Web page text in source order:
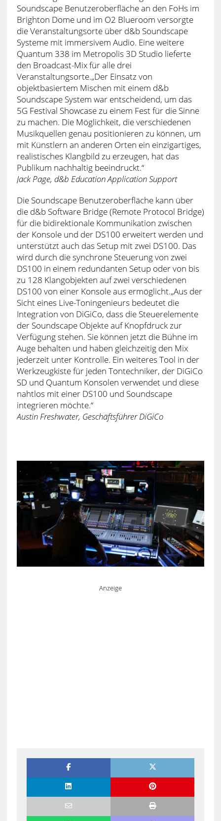
Soundscape Benutzeroberfläche an den FoHs im
Brighton Dome und im O2 Blueroom versorgte
die Veranstaltungsorte über d&b Soundscape
Systeme mit immersivem Audio. Eine weitere
Quantum 338 im Metropolis 3D Studio lieferte
den Broadcast-Mix für alle drei
Veranstaltungsorte.„Der Einsatz von
objektbasiertem Mischen mit einem d&b
Soundscape System war entscheidend, um das
5G Festival Showcase zu einem Fest für die Sinne
zu machen. Die Möglichkeit, die verschiedenen
Musikquellen genau positionieren zu können, um
mit Künstlern an anderen Orten ein einzigartiges,
realistisches Klangbild zu erzeugen, hat das
Publikum nachhaltig beeindruckt.“
Jack Page, d&b Education Application Support
Die Soundscape Benutzeroberfläche kann über
die d&b Software Bridge (Remote Protocol Bridge)
für die bidirektionale Kommunikation zwischen
der Konsole und der DS100 erweitert werden und
unterstützt auch das Setup mit zwei DS100. Das
wird durch die synchrone Steuerung von zwei
DS100 in einem redundanten Setup oder von bis
zu 128 Klangobjekten auf zwei verschiedenen
DS100 von einer Konsole aus ermöglicht.„Aus der
Sicht eines Live-Toningenieurs bedeutet die
Integration von DiGiCo, dass die Steuerelemente
der Soundscape Objekte auf Knopfdruck zur
Verfügung stehen. Sie können jetzt die Bühne im
Auge behalten und haben gleichzeitig den Mix
jederzeit unter Kontrolle. Ein weiteres Tool in der
Werkzeugkiste für jeden Tontechniker, der DiGiCo
SD und Quantum Konsolen verwendet und diese
nahtlos mit einer DS100 und Soundscape
integrieren möchte.“
Austin Freshwater, Geschäftsführer DiGiCo
Anzeige